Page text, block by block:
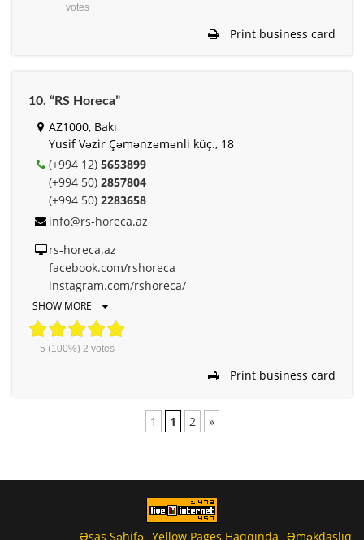
votes
Print business card
10. “RS Horeca”
AZ1000, Bakı
Yusif Vəzir Çəmənzəmənli küç., 18
(+994 12) 5653899
(+994 50) 2857804
(+994 50) 2283658
info@rs-horeca.az
rs-horeca.az
facebook.com/rshoreca
instagram.com/rshoreca/
SHOW MORE
5 (100%) 2 votes
Print business card
1 1 2 »
Əsas Səhifə Yellow Pages Haqqında Əməkdaşlıq